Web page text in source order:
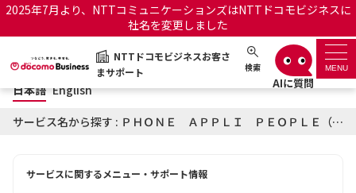
2025年7月より、NTTコミュニケーションズはNTTドコモビジネスに
社名を変更しました
NTTドコモビジネスお客さ
まサポート
検索 MENU
NTTドコモビジネスお客さまサポート 日本語 English
サポートトップ
日本語 English
サービス名から探す : ＰＨＯＮＥ ＡＰＰＬＩ ＰＥＯＰＬＥ（旧：連絡とれるくん）に関するお知らせ
サービスに関するメニュー・サポート情報